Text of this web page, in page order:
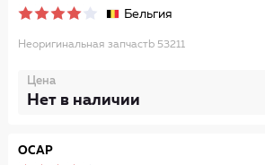
Бельгия
Неоригинальная запчастb 53211
Цена
Нет в наличии
OCAP